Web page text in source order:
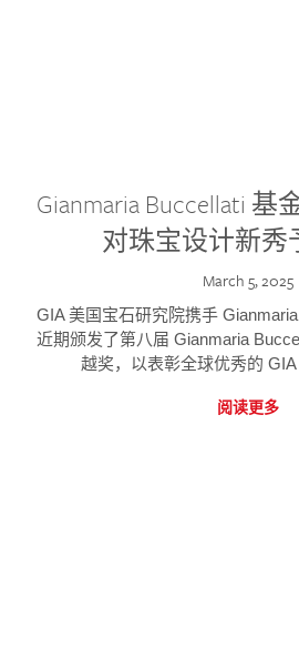
Gianmaria Buccellati 基
对珠宝设计新秀
March 5, 2025
GIA 美国宝石研究院携手
近期颁发了第八届 Gianmaria
越奖，以表彰全球优秀的 GIA
阅读更多